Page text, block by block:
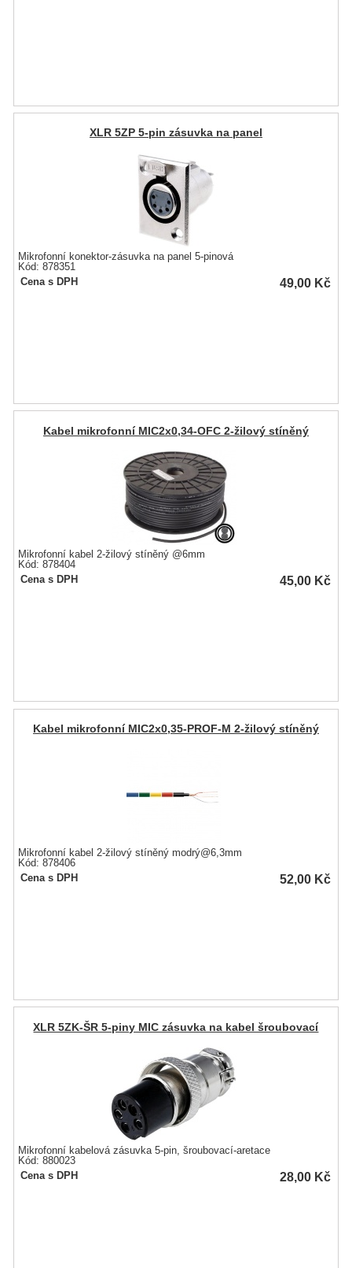
XLR 5ZP 5-pin zásuvka na panel
Mikrofonní konektor-zásuvka na panel 5-pinová
Kód: 878351
Cena s DPH
49,00 Kč
Kabel mikrofonní MIC2x0,34-OFC 2-žilový stíněný
Mikrofonní kabel 2-žilový stíněný @6mm
Kód: 878404
Cena s DPH
45,00 Kč
Kabel mikrofonní MIC2x0,35-PROF-M 2-žilový stíněný
Mikrofonní kabel 2-žilový stíněný modrý@6,3mm
Kód: 878406
Cena s DPH
52,00 Kč
XLR 5ZK-ŠR 5-piny MIC zásuvka na kabel šroubovací
Mikrofonní kabelová zásuvka 5-pin, šroubovací-aretace
Kód: 880023
Cena s DPH
28,00 Kč